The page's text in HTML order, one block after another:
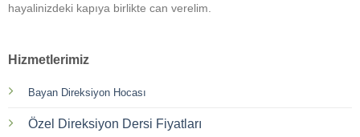
hayalinizdeki kapıya birlikte can verelim.
Hizmetlerimiz
Bayan Direksiyon Hocası
Özel Direksiyon Dersi Fiyatları